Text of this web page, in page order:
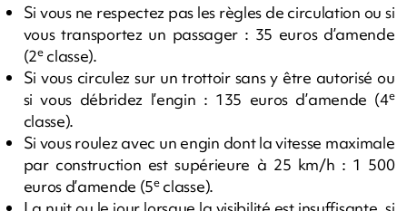
Si vous ne respectez pas les règles de circulation ou si
vous transportez un passager : 35 euros d’amende
(2eclasse).
Si vous circulez sur un trottoir sans y être autorisé ou
si vous débridez l’engin : 135 euros d’amende (4e
classe).
Si vous roulez avec un engin dont la vitesse maximale
par construction est supérieure à 25 km/h : 1 500
euros d’amende (5eclasse).